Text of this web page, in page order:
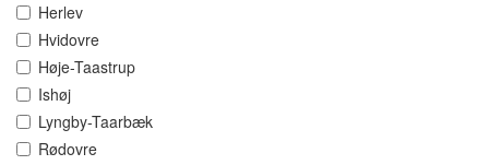
Herlev
Hvidovre
Høje-Taastrup
Ishøj
Lyngby-Taarbæk
Rødovre